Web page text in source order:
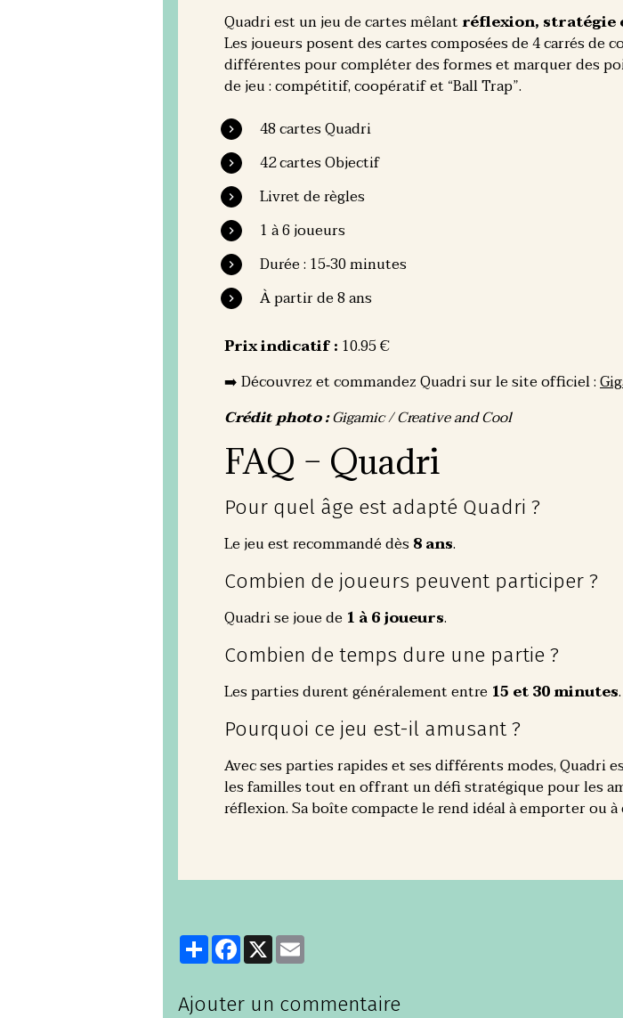
Quadri est un jeu de cartes mêlantréflexion, stratégie
Les joueurs posent des cartes composées de 4 carrés de
différentes pour compléter des formes et marquer des
de jeu : compétitif, coopératif et “Ball Trap”.
48 cartes Quadri
42 cartes Objectif
Livret de règles
1 à 6 joueurs
Durée : 15‑30 minutes
À partir de 8 ans
Prix indicatif : 10.95€
➡️ Découvrez et commandez Quadri sur le site officiel :
Crédit photo :Gigamic / Creative and Cool
FAQ – Quadri
Pour quel âge est adapté Quadri ?
Le jeu est recommandé dès 8 ans.
Combien de joueurs peuvent participer ?
Quadri se joue de 1 à 6 joueurs.
Combien de temps dure une partie ?
Les parties durent généralement entre 15 et 30 minutes.
Pourquoi ce jeu est-il amusant ?
Avec ses parties rapides et ses différents modes, Quadri
les familles tout en offrant un défi stratégique pour les
réflexion. Sa boîte compacte le rend idéal à emporter ou
PartagerFacebook
X
Ajouter un commentaire